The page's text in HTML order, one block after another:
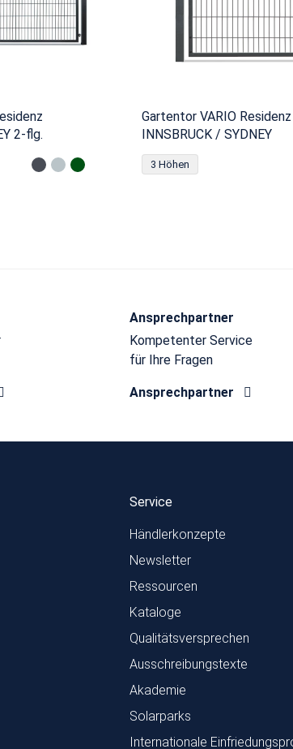
2-flg.
Gartentor VARIO Residenz
INNSBRUCK / SYDNEY
3 Höhen
Ansprechpartner
Kompetenter Service
für Ihre Fragen
Ansprechpartner
Service
Händlerkonzepte
Newsletter
Ressourcen
Kataloge
Qualitätsversprechen
Ausschreibungstexte
Akademie
Solarparks
Internationale